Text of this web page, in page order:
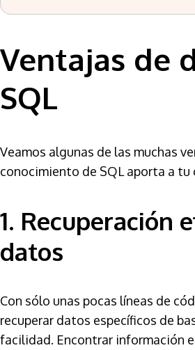
Ventajas de
SQL
Veamos algunas de las muchas
conocimiento de SQL aporta a tu
1. Recuperación
datos
Con sólo unas pocas líneas de
recuperar datos específicos de
facilidad. Encontrar información